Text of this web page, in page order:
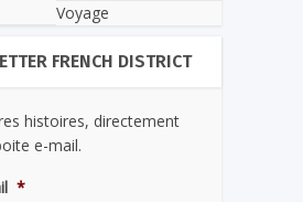
Voyage
FRENCH DISTRICT
histoires, directement
e-mail.
*